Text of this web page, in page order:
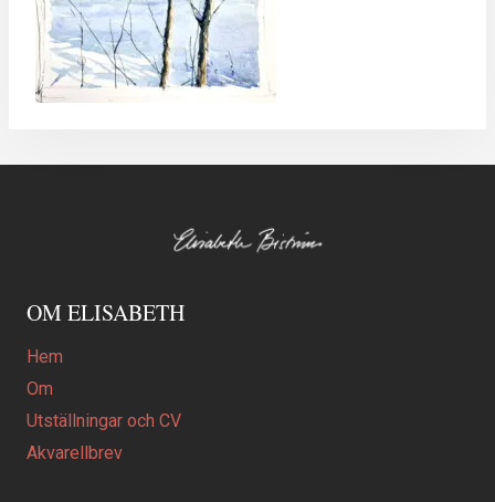
OM ELISABETH
Hem
Om
Utställningar och CV
Akvarellbrev